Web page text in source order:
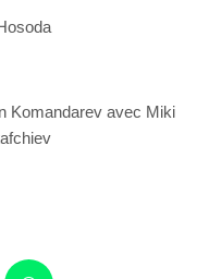
Komandarev avec Miki